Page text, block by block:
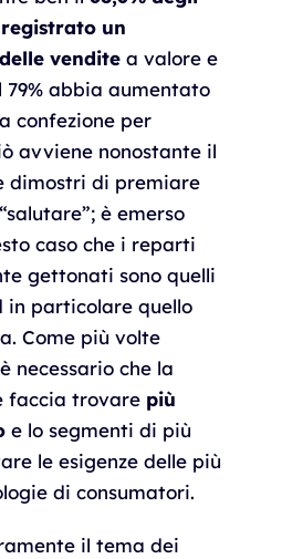
un
venditea valore e
abbia aumentato
confezione per
avviene nonostante il
dimostri di premiare
è emerso
caso che i reparti
gettonati sono quelli
in particolare quello
Come più volte
necessario che la
faccia trovare più
e lo segmenti di più
le esigenze delle più
di consumatori.
il tema dei